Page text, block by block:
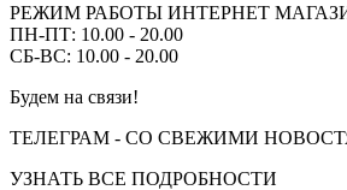
РЕЖИМ РАБОТЫ ИНТЕРНЕТ
ПН-ПТ: 10.00 - 20.00
СБ-ВС: 10.00 - 20.00
Будем на связи!
ТЕЛЕГРАМ - СО СВЕЖИМИ
УЗНАТЬ ВСЕ ПОДРОБНОСТИ